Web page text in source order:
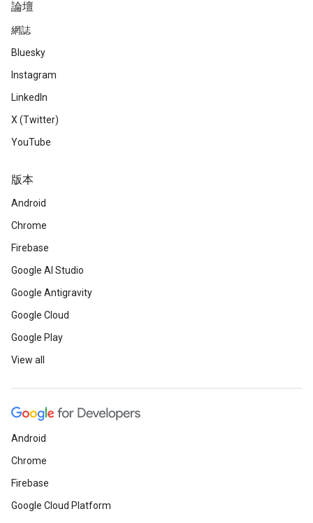
論壇
網誌
Bluesky
Instagram
LinkedIn
X (Twitter)
YouTube
版本
Android
Chrome
Firebase
Google AI Studio
Google Antigravity
Google Cloud
Google Play
View all
Android
Chrome
Firebase
Google Cloud Platform